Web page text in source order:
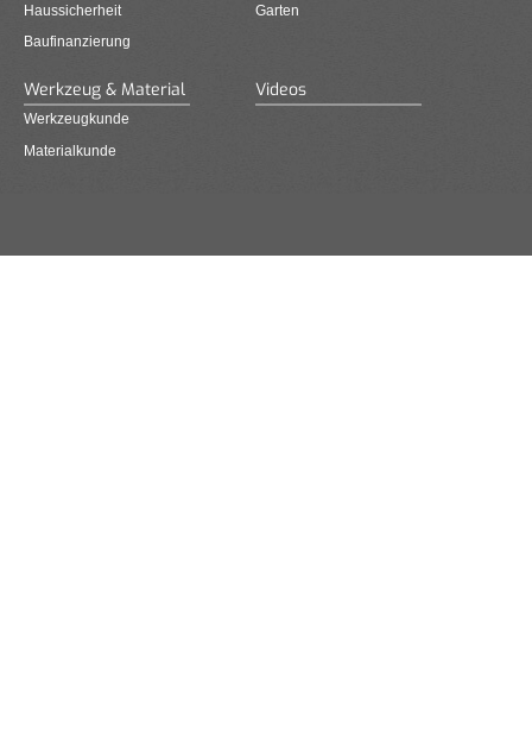
Haussicherheit
Baufinanzierung
Garten
Werkzeug & Material
Werkzeugkunde
Materialkunde
Videos